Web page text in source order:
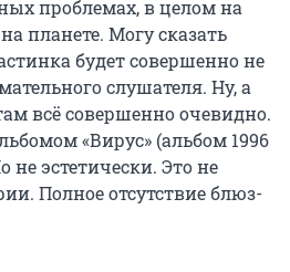
проблемах, в целом на
планете. Могу сказать
будет совершенно не
слушателя. Ну, а
всё совершенно очевидно.
«Вирус» (альбом 1996
не эстетически. Это не
Полное отсутствие блюз-